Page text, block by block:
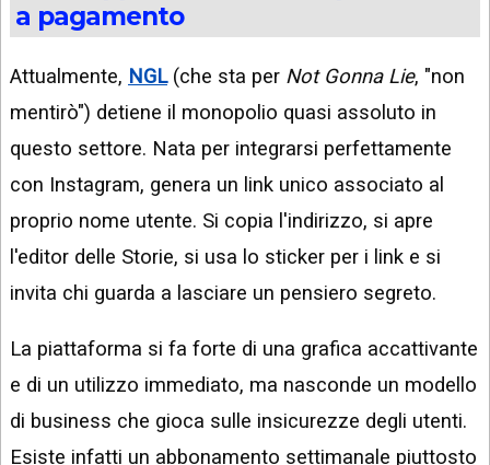
a pagamento
Attualmente, NGL(che sta per Not Gonna Lie, "non
mentirò") detiene il monopolio quasi assoluto in
questo settore. Nata per integrarsi perfettamente
con Instagram, genera un link unico associato al
proprio nome utente. Si copia l'indirizzo, si apre
l'editor delle Storie, si usa lo sticker per i link e si
invita chi guarda a lasciare un pensiero segreto.
La piattaforma si fa forte di una grafica accattivante
e di un utilizzo immediato, ma nasconde un modello
di business che gioca sulle insicurezze degli utenti.
Esiste infatti un abbonamento settimanale piuttosto